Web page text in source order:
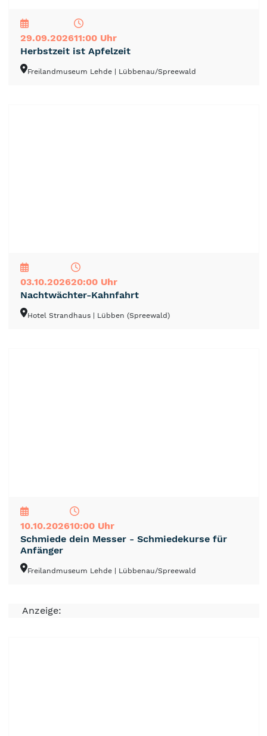
29.09.202611:00 Uhr
Herbstzeit ist Apfelzeit
Freilandmuseum Lehde | Lübbenau/Spreewald
03.10.202620:00 Uhr
Nachtwächter-Kahnfahrt
Hotel Strandhaus | Lübben (Spreewald)
10.10.202610:00 Uhr
Schmiede dein Messer - Schmiedekurse für
Anfänger
Freilandmuseum Lehde | Lübbenau/Spreewald
Anzeige: